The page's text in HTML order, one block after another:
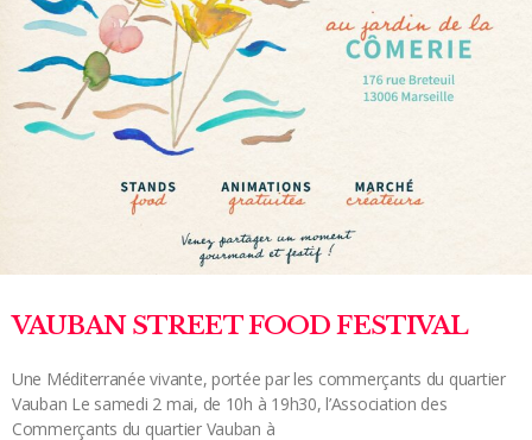
VAUBAN STREET FOOD FESTIVAL
Une Méditerranée vivante, portée par les commerçants du quartier
Vauban Le samedi 2 mai, de 10h à 19h30, l’Association des
Commerçants du quartier Vauban à